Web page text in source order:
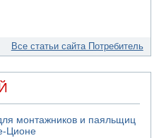
Все статьи сайта Потребитель
монтажников и паяльщиц
Ционе